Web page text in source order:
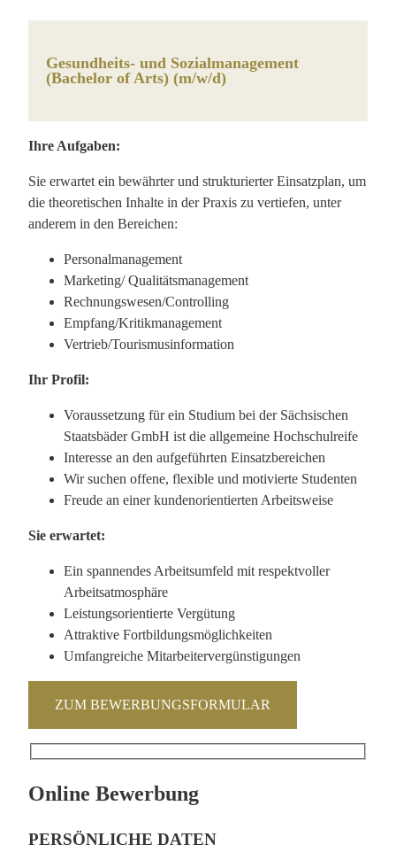
Gesundheits- und Sozialmanagement
(Bachelor of Arts) (m/w/d)
Ihre Aufgaben:
Sie erwartet ein bewährter und strukturierter Einsatzplan, um
die theoretischen Inhalte in der Praxis zu vertiefen, unter
anderem in den Bereichen:
Personalmanagement
Marketing/ Qualitätsmanagement
Rechnungswesen/Controlling
Empfang/Kritikmanagement
Vertrieb/Tourismusinformation
Ihr Profil:
Voraussetzung für ein Studium bei der Sächsischen
Staatsbäder GmbH ist die allgemeine Hochschulreife
Interesse an den aufgeführten Einsatzbereichen
Wir suchen offene, flexible und motivierte Studenten
Freude an einer kundenorientierten Arbeitsweise
Sie erwartet:
Ein spannendes Arbeitsumfeld mit respektvoller
Arbeitsatmosphäre
Leistungsorientierte Vergütung
Attraktive Fortbildungsmöglichkeiten
Umfangreiche Mitarbeitervergünstigungen
ZUM BEWERBUNGSFORMULAR
Online Bewerbung
PERSÖNLICHE DATEN